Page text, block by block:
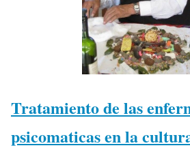
Tratamiento de las
psicomaticas en la